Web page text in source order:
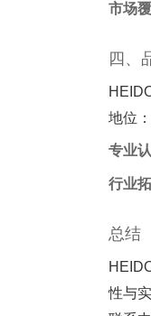
市场
四、
地位：
专业
行业
总结
性与